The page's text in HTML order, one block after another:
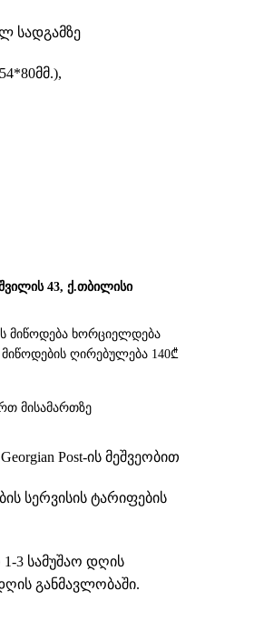
სადგამზე
43, ქ.თბილისი
მიწოდება ხორციელდება
მიწოდების ღირებულება 140₾
მისამართზე
Post-ის მეშვეობით
სერვისის ტარიფების
3 სამუშაო დღის
განმავლობაში.